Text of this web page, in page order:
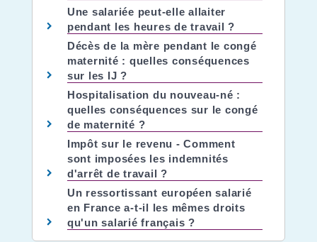
Une salariée peut-elle allaiter
pendant les heures de travail ?
Décès de la mère pendant le congé
maternité : quelles conséquences
sur les IJ ?
Hospitalisation du nouveau-né :
quelles conséquences sur le congé
de maternité ?
Impôt sur le revenu - Comment
sont imposées les indemnités
d'arrêt de travail ?
Un ressortissant européen salarié
en France a-t-il les mêmes droits
qu'un salarié français ?